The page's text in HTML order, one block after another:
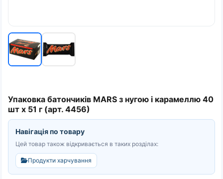
Упаковка батончиків MARS з нугою і карамеллю 40
шт х 51 г (арт. 4456)
Навігація по товару
Цей товар також відкривається в таких розділах:
Продукти харчування